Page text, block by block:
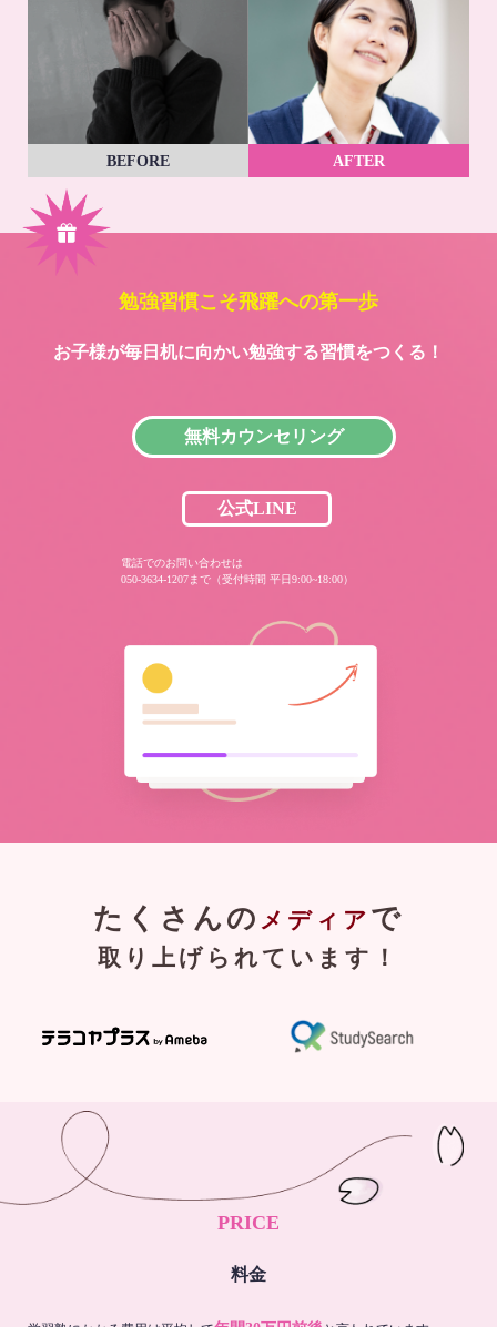
BEFORE AFTER
勉強習慣こそ飛躍への第一歩
お子様が毎日机に向かい勉強する習慣をつくる！
無料カウンセリング
公式LINE
電話でのお問い合わせは
050-3634-1207まで（受付時間 平日9:00~18:00）
たくさんの メディア で
取り上げられています！
PRICE
料金